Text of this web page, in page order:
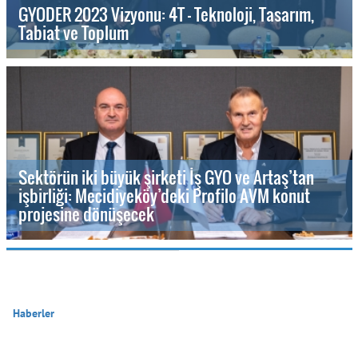
GYODER 2023 Vizyonu: 4T - Teknoloji, Tasarım,
Tabiat ve Toplum
Sektörün iki büyük şirketi İş GYO ve Artaş’tan
işbirliği: Mecidiyeköy’deki Profilo AVM konut
projesine dönüşecek
Haberler